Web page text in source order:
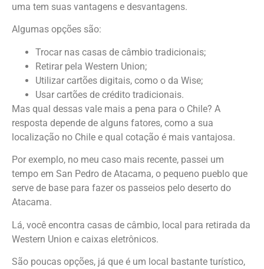
uma tem suas vantagens e desvantagens.
Algumas opções são:
Trocar nas casas de câmbio tradicionais;
Retirar pela Western Union;
Utilizar cartões digitais, como o da Wise;
Usar cartões de crédito tradicionais.
Mas qual dessas vale mais a pena para o Chile? A
resposta depende de alguns fatores, como a sua
localização no Chile e qual cotação é mais vantajosa.
Por exemplo, no meu caso mais recente, passei um
tempo em San Pedro de Atacama, o pequeno pueblo que
serve de base para fazer os passeios pelo deserto do
Atacama.
Lá, você encontra casas de câmbio, local para retirada da
Western Union e caixas eletrônicos.
São poucas opções, já que é um local bastante turístico,